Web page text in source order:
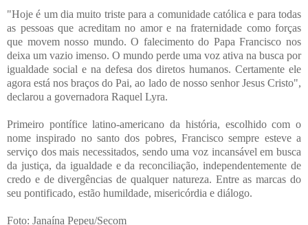
"Hoje é um dia muito triste para a comunidade católica e para todas
as pessoas que acreditam no amor e na fraternidade como forças
que movem nosso mundo. O falecimento do Papa Francisco nos
deixa um vazio imenso. O mundo perde uma voz ativa na busca por
igualdade social e na defesa dos diretos humanos. Certamente ele
agora está nos braços do Pai, ao lado de nosso senhor Jesus Cristo",
declarou a governadora Raquel Lyra.
Primeiro pontífice latino-americano da história, escolhido com o
nome inspirado no santo dos pobres, Francisco sempre esteve a
serviço dos mais necessitados, sendo uma voz incansável em busca
da justiça, da igualdade e da reconciliação, independentemente de
credo e de divergências de qualquer natureza. Entre as marcas do
seu pontificado, estão humildade, misericórdia e diálogo.
Foto: Janaína Pepeu/Secom